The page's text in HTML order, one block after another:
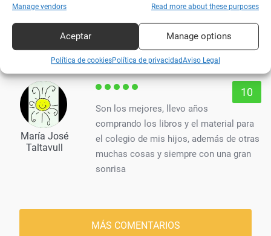
Manage vendors Read more about these purposes
Aceptar Manage options
Política de cookiesPolítica de privacidadAviso Legal
Ana Salazar
Gente muy amable y me encanta
el humor del propietario y su mujer un
María José
Taltavull
10
Son los mejores, llevo años
comprando los libros y el material para
el colegio de mis hijos, además de otras
muchas cosas y siempre con una gran
sonrisa
MÁS COMENTARIOS